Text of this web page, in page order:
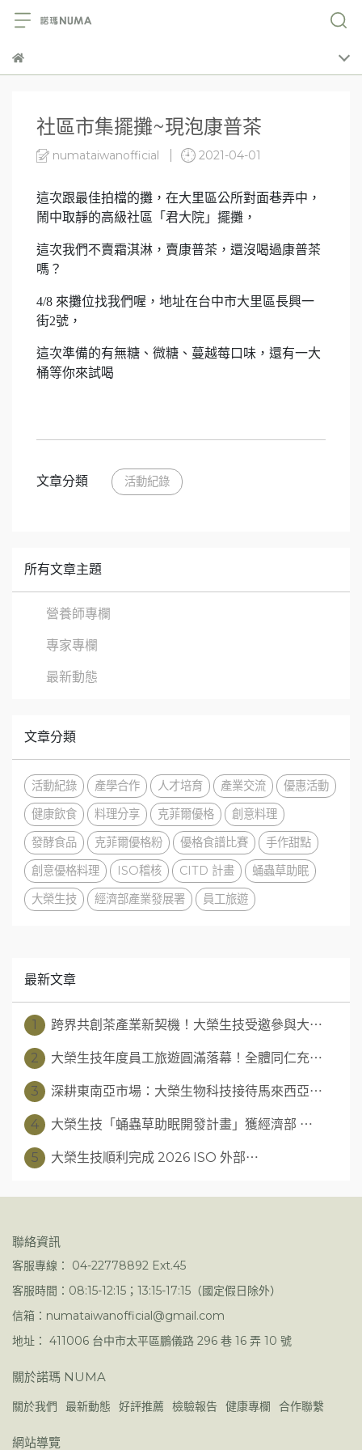
社區市集擺攤~現泡康普茶
numataiwanofficial 2021-04-01
這次跟最佳拍檔的攤，在大里區公所對面巷弄中，
鬧中取靜的高級社區「君大院」擺攤，
這次我們不賣霜淇淋，賣康普茶，還沒喝過康普茶
嗎？
4/8 來攤位找我們喔，地址在台中市大里區長興一
街2號，
這次準備的有無糖、微糖、蔓越莓口味，還有一大
桶等你來試喝
文章分類 活動紀錄
所有文章主題
營養師專欄
專家專欄
最新動態
文章分類
活動紀錄 產學合作 人才培育 產業交流
優惠活動
健康飲食
料理分享 克菲爾優格
創意料理
發酵食品
克菲爾優格粉 優格食譜比賽
手作甜點
創意優格料理
ISO稽核 CITD 計畫
蛹蟲草助眠
大榮生技
經濟部產業發展署 員工旅遊
最新文章
1 跨界共創茶產業新契機！大榮生技受邀參與大⋯
2 大榮生技年度員工旅遊圓滿落幕！全體同仁充⋯
3 深耕東南亞市場：大榮生物科技接待馬來西亞⋯
4 大榮生技「蛹蟲草助眠開發計畫」獲經濟部 ⋯
5 大榮生技順利完成 2026 ISO 外部⋯
聯絡資訊
客服專線： 04-22778892 Ext.45
客服時間：08:15-12:15；13:15-17:15（國定假日除外）
信箱：numataiwanofficial@gmail.com
地址： 411006 台中市太平區鵬儀路 296 巷 16 弄 10 號
關於諾瑪 NUMA
關於我們 最新動態 好評推薦 檢驗報告 健康專欄 合作聯繫
網站導覽